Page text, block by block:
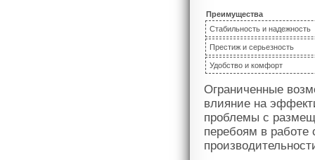
Преимущества
Стабильность и надежность
Престиж и серьезность
Удобство и комфорт
Ограниченные
влияние на
проблемы с
перебоям в работе